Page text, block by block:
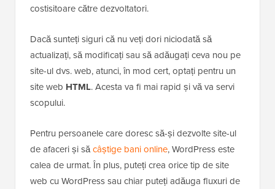
costisitoare către dezvoltatori.
Dacă sunteți siguri că nu veți dori niciodată să
actualizați, să modificați sau să adăugați ceva nou pe
site-ul dvs. web, atunci, în mod cert, optați pentru un
site web HTML. Acesta va fi mai rapid și vă va servi
scopului.
Pentru persoanele care doresc să-și dezvolte site-ul
de afaceri și săcâștige bani online, WordPress este
calea de urmat. În plus, puteți crea orice tip de site
web cu WordPress sau chiar puteți adăuga fluxuri de